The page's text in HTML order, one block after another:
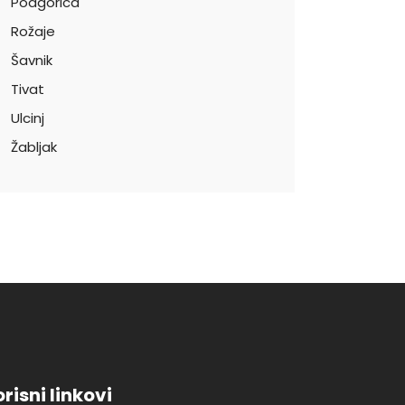
Rožaje
Šavnik
Tivat
Ulcinj
Žabljak
linkovi